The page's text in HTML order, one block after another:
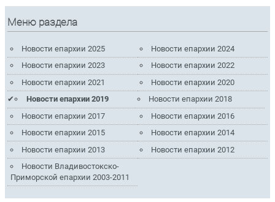
Меню раздела
Новости епархии 2025
Новости епархии 2024
Новости епархии 2023
Новости епархии 2022
Новости епархии 2021
Новости епархии 2020
Новости епархии 2019
Новости епархии 2018
Новости епархии 2017
Новости епархии 2016
Новости епархии 2015
Новости епархии 2014
Новости епархии 2013
Новости епархии 2012
Новости Владивостокско-
Приморской епархии 2003-2011